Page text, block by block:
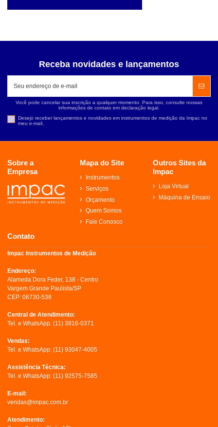
Receba novidades e lançamentos
Você pode cancelar sua inscrição a qualquer momento. Para isso, consulte nossas
informações de contato em declaração legal.
Desejo receber lançamentos e novidades em instrumentos de medição da Impac no
meu e-mail.
Sobre a
Empresa
Mapa do Site
Instrumentos
Serviços
Orçamento
Quem Somos
Fale Conosco
Outros Sites da
Impac
Loja Virtual
Máquina de Ensaio
Contato
Impac Instrumentos de Medição
Endereço:
Alameda Dora Feder, 138 - Centro
Vargem Grande Paulista/SP
CEP: 06730-538
Central de Atendimento:
Tel. e WhatsApp: (11) 3816-0371
Vendas:
Tel. e WhatsApp: (11) 93047-4005
Assistência Técnica:
Tel. e WhatsApp: (11) 92575-7585
E-mail:
vendas@impac.com.br
Atendimento: